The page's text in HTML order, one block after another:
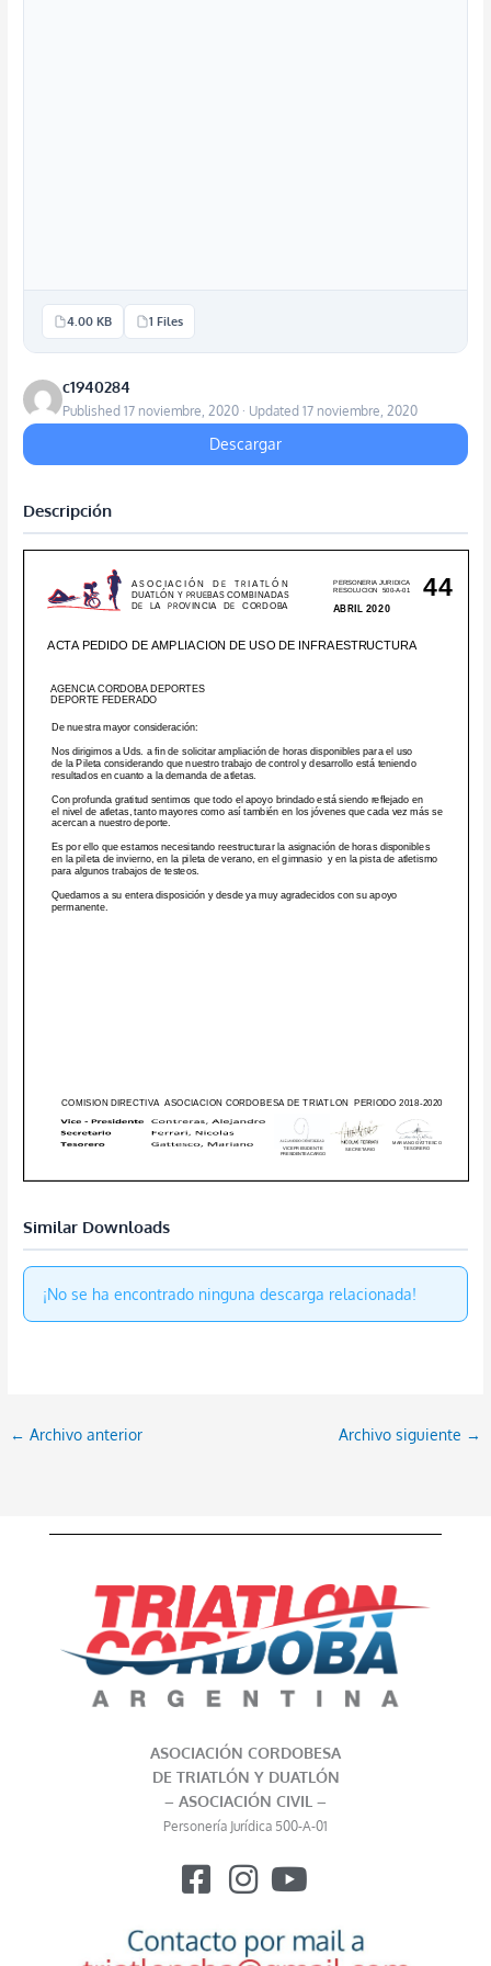
4.00 KB 1 Files
c1940284
Published 17 noviembre, 2020 · Updated 17 noviembre, 2020
Descargar
Descripción
Similar Downloads
¡No se ha encontrado ninguna descarga relacionada!
← Archivo anterior Archivo siguiente →
ASOCIACIÓN CORDOBESA
DE TRIATLÓN Y DUATLÓN
– ASOCIACIÓN CIVIL –
Personería Jurídica 500-A-01